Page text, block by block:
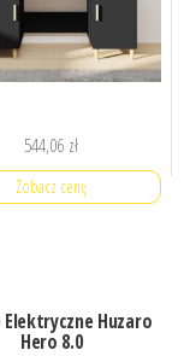
544,06 zł
Zobacz cenę
Huzaro
Hero 8.0